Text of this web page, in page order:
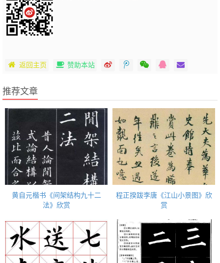
返回主页 赞助本站
推荐文章
黄自元楷书《间架结构九十二
法》欣赏
程正揆跋李唐《江山小景图》欣
赏